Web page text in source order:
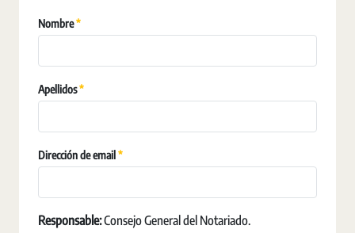
Nombre Requerido
Apellidos Requerido
Dirección de email Requerido
Responsable:Consejo General del Notariado.